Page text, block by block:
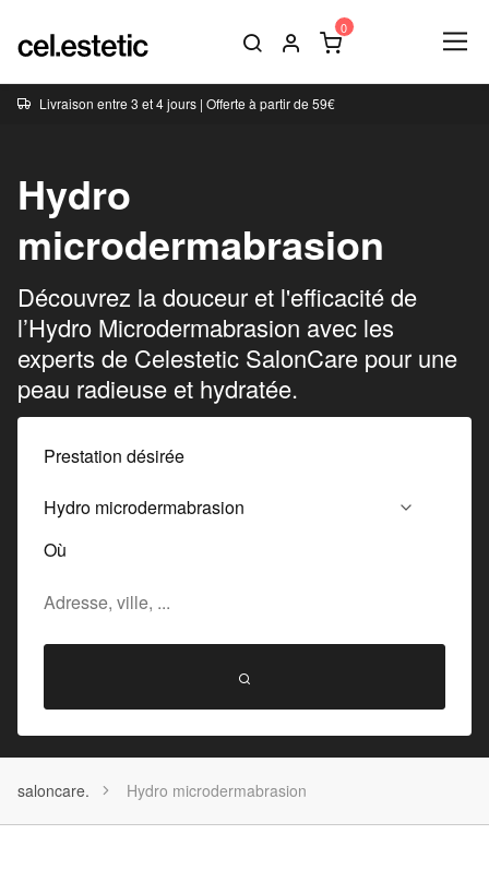
Livraison entre 3 et 4 jours | Offerte à partir de 59€
Hydro
microdermabrasion
Découvrez la douceur et l'efficacité de
l’Hydro Microdermabrasion avec les
experts de Celestetic SalonCare pour une
peau radieuse et hydratée.
Prestation désirée
Où
saloncare. Hydro microdermabrasion